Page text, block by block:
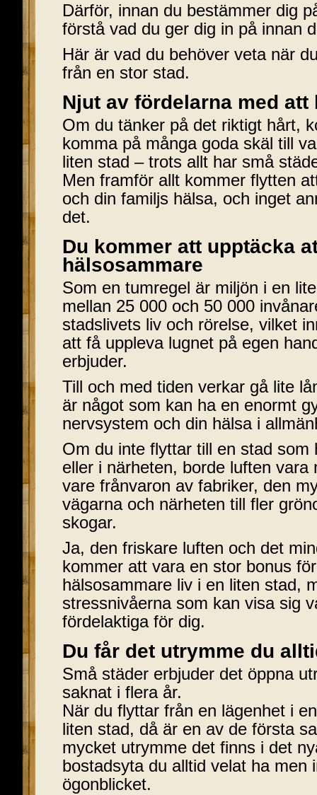
Därför, innan du bestämmer dig
förstå vad du ger dig in på innan
Här är vad du behöver veta när
från en stor stad.
Njut av fördelarna med
Om du tänker på det riktigt hårt,
komma på många goda skäl till
liten stad – trots allt har små
Men framför allt kommer flytten
och din familjs hälsa, och inget
det.
Du kommer att upptäcka
hälsosammare
Som en tumregel är miljön i en
mellan 25 000 och 50 000
stadslivets liv och rörelse, vilket
att få uppleva lugnet på egen
erbjuder.
Till och med tiden verkar gå lite
är något som kan ha en enormt
nervsystem och din hälsa i
Om du inte flyttar till en stad som
eller i närheten, borde luften vara
vare frånvaron av fabriker, den
vägarna och närheten till fler
skogar.
Ja, den friskare luften och det
kommer att vara en stor bonus
hälsosammare liv i en liten stad,
stressnivåerna som kan visa sig
fördelaktiga för dig.
Du får det utrymme du
Små städer erbjuder det öppna
saknat i flera år.
När du flyttar från en lägenhet i
liten stad, då är en av de första
mycket utrymme det finns i det
bostadsyta du alltid velat ha men
ögonblicket.